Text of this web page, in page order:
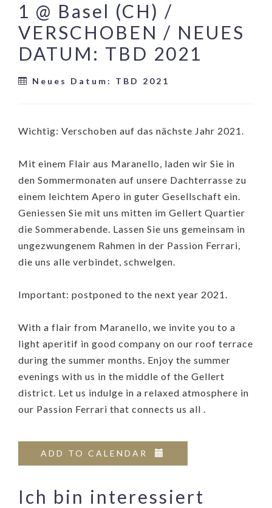
1 @ Basel (CH) /
VERSCHOBEN / NEUES
DATUM: TBD 2021
Neues Datum: TBD 2021
Wichtig: Verschoben auf das nächste Jahr 2021.
Mit einem Flair aus Maranello, laden wir Sie in
den Sommermonaten auf unsere Dachterrasse zu
einem leichtem Apero in guter Gesellschaft ein.
Geniessen Sie mit uns mitten im Gellert Quartier
die Sommerabende. Lassen Sie uns gemeinsam in
ungezwungenem Rahmen in der Passion Ferrari,
die uns alle verbindet, schwelgen.
Important: postponed to the next year 2021.
With a flair from Maranello, we invite you to a
light aperitif in good company on our roof terrace
during the summer months. Enjoy the summer
evenings with us in the middle of the Gellert
district. Let us indulge in a relaxed atmosphere in
our Passion Ferrari that connects us all .
ADD TO CALENDAR
Ich bin interessiert